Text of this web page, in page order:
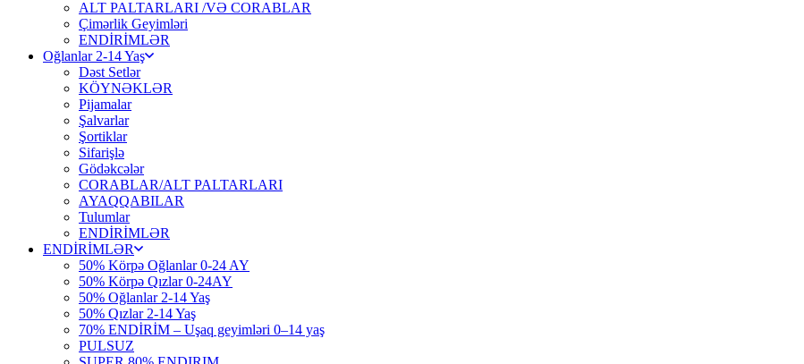
ALT PALTARLARI /VƏ CORABLAR
Çimərlik Geyimləri
ENDİRİMLƏR
Oğlanlar 2-14 Yaş
Dəst Setlər
KÖYNƏKLƏR
Pijamalar
Şalvarlar
Şortiklar
Sifarişlə
Gödəkcələr
CORABLAR/ALT PALTARLARI
AYAQQABILAR
Tulumlar
ENDİRİMLƏR
ENDİRİMLƏR
50% Körpə Oğlanlar 0-24 AY
50% Körpə Qızlar 0-24AY
50% Oğlanlar 2-14 Yaş
50% Qızlar 2-14 Yaş
70% ENDİRİM – Uşaq geyimləri 0–14 yaş
PULSUZ